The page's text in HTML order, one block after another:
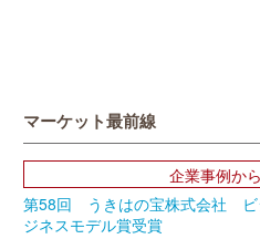
マーケット最前線
企業事例か
第58回 うきはの宝株式会社
ジネスモデル賞受賞